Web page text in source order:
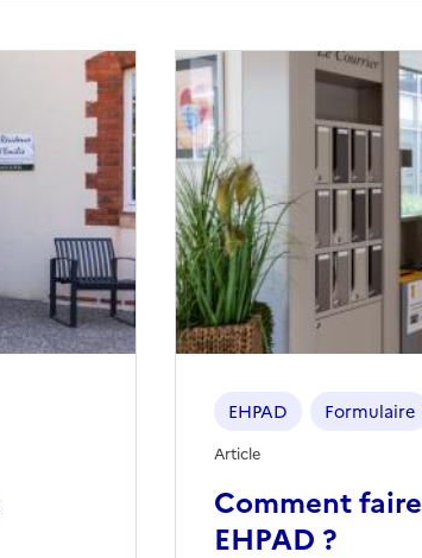
Comment
EHPAD ?
EHPAD Formulaire
Article